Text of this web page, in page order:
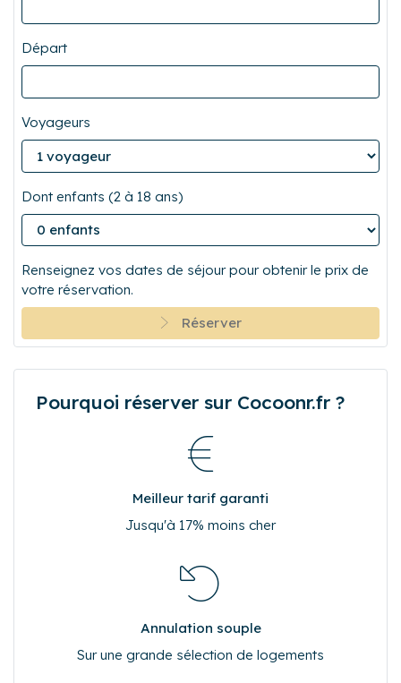
Départ
Voyageurs
Dont enfants (2 à 18 ans)
Renseignez vos dates de séjour pour obtenir le prix de
votre réservation.
Réserver
Pourquoi réserver sur Cocoonr.fr ?
Meilleur tarif garanti
Jusqu'à 17% moins cher
Annulation souple
Sur une grande sélection de logements